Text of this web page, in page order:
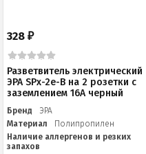
328₽
Разветвитель электрический
ЭРА SPx-2e-B на 2 розетки с
заземлением 16А черный
Бренд
ЭРА
Материал
Полипропилен
Наличие аллергенов и резких
запахов